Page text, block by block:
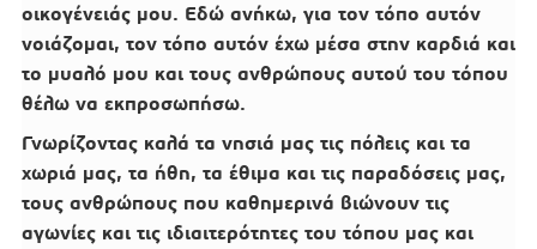
οικογένειάς μου. Εδώ ανήκω, για τον τόπο αυτόν
νοιάζομαι, τον τόπο αυτόν έχω μέσα στην καρδιά και
το μυαλό μου και τους ανθρώπους αυτού του τόπου
θέλω να εκπροσωπήσω.
Γνωρίζοντας καλά τα νησιά μας τις πόλεις και τα
χωριά μας, τα ήθη, τα έθιμα και τις παραδόσεις μας,
τους ανθρώπους που καθημερινά βιώνουν τις
αγωνίες και τις ιδιαιτερότητες του τόπου μας και